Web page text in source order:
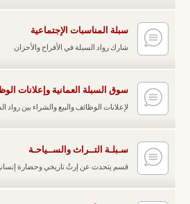
سبلة المناسبات الإجتماعية
شارك رواد السبلة في الأفراح والأحزان
سوق السبلة العمانية وإعلانات
لإعلانات الوظائف والبيع والشراء بين رواد
سـبلـة التــراث والســياحـة
قسم يتحدث عن إرثٌ تاريخي وحضارة